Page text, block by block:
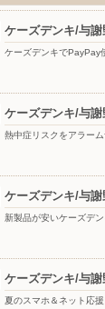
ケーズデンキ/与謝
ケーズデンキでPayPay
ケーズデンキ/与謝
熱中症リスクをアラー
ケーズデンキ/与謝
新製品が安いケーズデ
ケーズデンキ/与謝
夏のスマホ＆ネット応